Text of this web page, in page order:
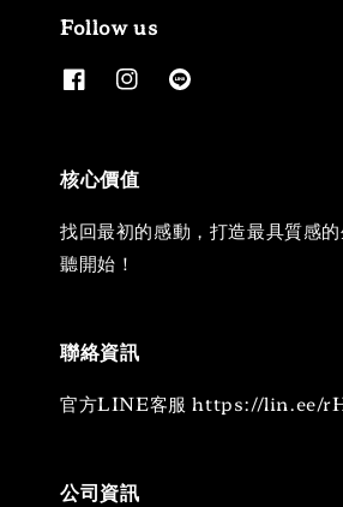
Follow us
核心價值
找回最初的感動，打造最具質感
聽開始！
聯絡資訊
官方LINE客服 https://lin.ee/
公司資訊